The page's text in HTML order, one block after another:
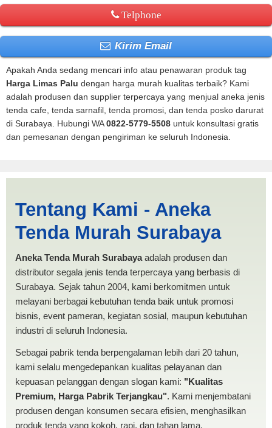
Telphone
Kirim Email
Apakah Anda sedang mencari info atau penawaran produk tag
Harga Limas Palu dengan harga murah kualitas terbaik? Kami
adalah produsen dan supplier terpercaya yang menjual aneka jenis
tenda cafe, tenda sarnafil, tenda promosi, dan tenda posko darurat
di Surabaya. Hubungi WA0822-5779-5508 untuk konsultasi gratis
dan pemesanan dengan pengiriman ke seluruh Indonesia.
PRODUKSI ANEKA TENDA
MURAH
Tentang Kami - Aneka
Tenda Murah Surabaya
Aneka Tenda Murah Surabayaadalah produsen dan
distributor segala jenis tenda terpercaya yang berbasis di
Surabaya. Sejak tahun 2004, kami berkomitmen untuk
melayani berbagai kebutuhan tenda baik untuk promosi
bisnis, event pameran, kegiatan sosial, maupun kebutuhan
industri di seluruh Indonesia.
Sebagai pabrik tenda berpengalaman lebih dari 20 tahun,
kami selalu mengedepankan kualitas pelayanan dan
kepuasan pelanggan dengan slogan kami: "Kualitas
Premium, Harga Pabrik Terjangkau". Kami menjembatani
produsen dengan konsumen secara efisien, menghasilkan
produk tenda yang kokoh, rapi, dan tahan lama.